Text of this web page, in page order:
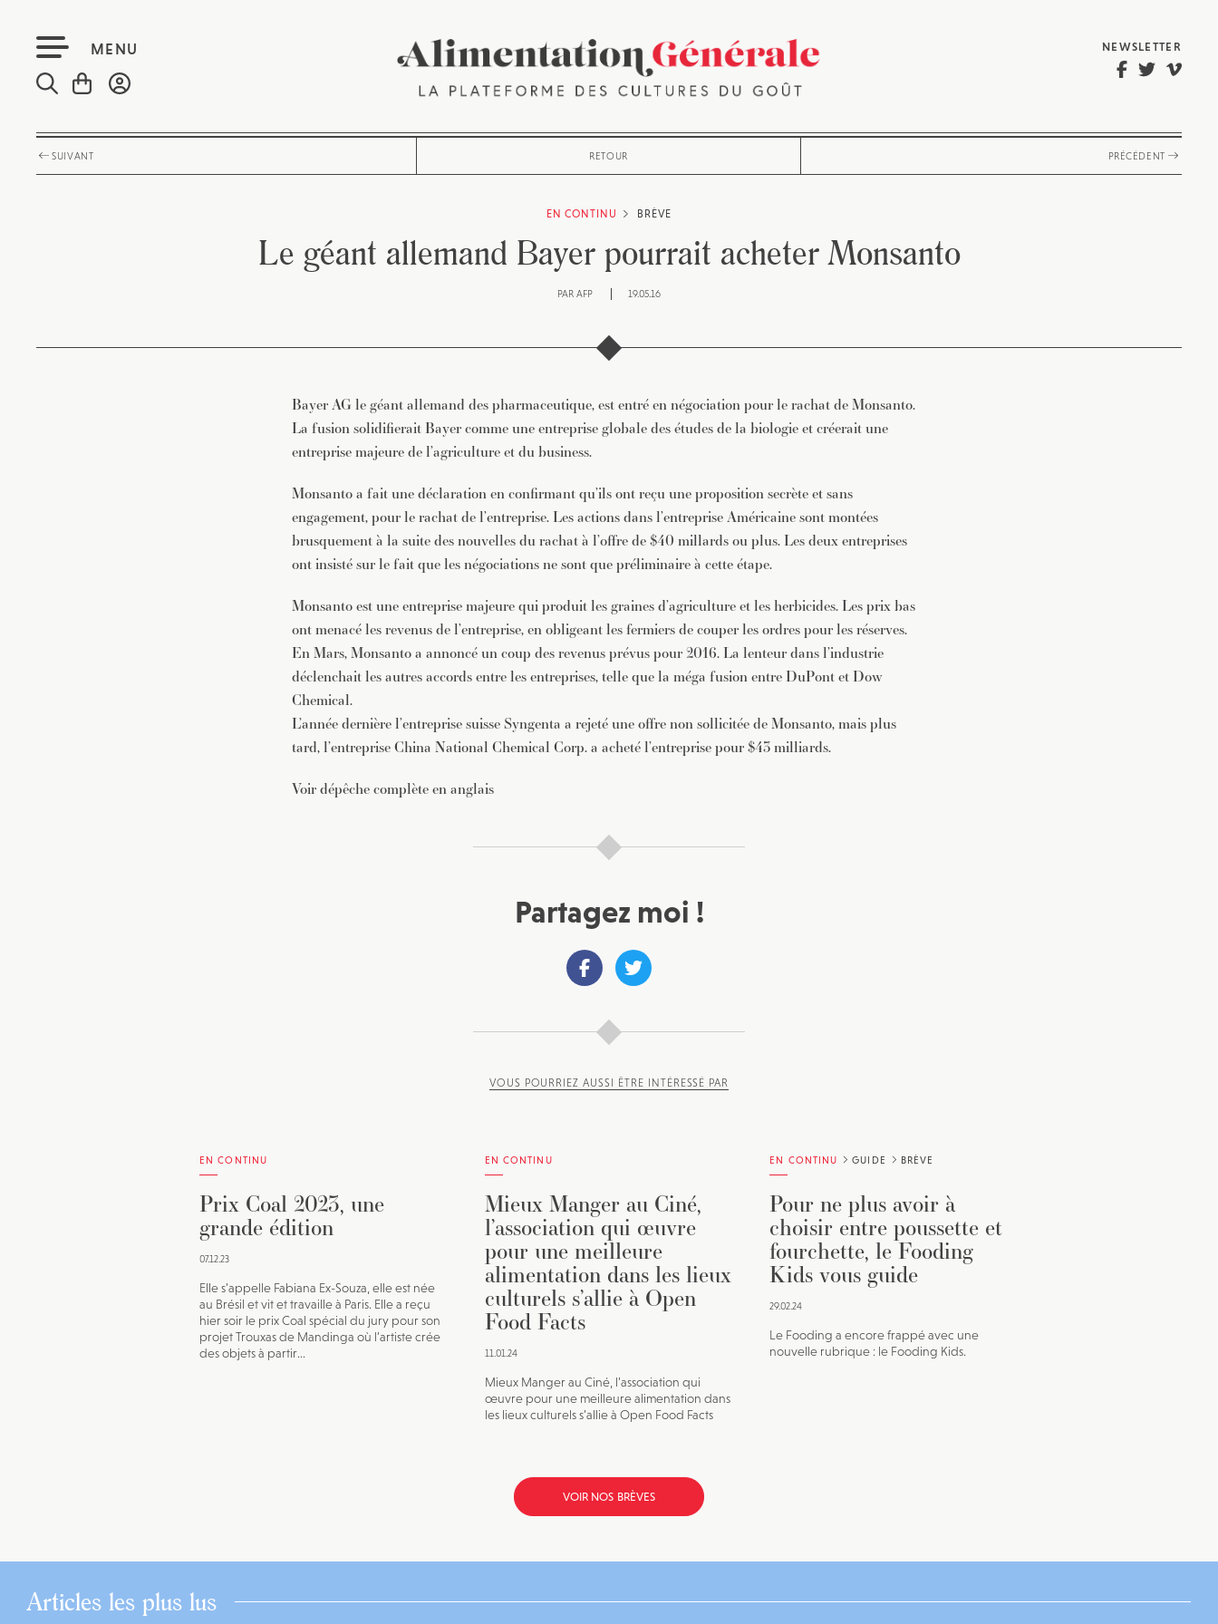
MENU NEWSLETTER
SUIVANT RETOUR PRÉCÉDENT
EN CONTINU BRÈVE
Le géant allemand Bayer pourrait acheter Monsanto
PAR AFP 19.05.16
Bayer AG le géant allemand des pharmaceutique, est entré en négociation pour le rachat de Monsanto.
La fusion solidifierait Bayer comme une entreprise globale des études de la biologie et créerait une
entreprise majeure de l’agriculture et du business.
Monsanto a fait une déclaration en confirmant qu’ils ont reçu une proposition secrète et sans
engagement, pour le rachat de l’entreprise. Les actions dans l’entreprise Américaine sont montées
brusquement à la suite des nouvelles du rachat à l’offre de $40 millards ou plus. Les deux entreprises
ont insisté sur le fait que les négociations ne sont que préliminaire à cette étape.
Monsanto est une entreprise majeure qui produit les graines d’agriculture et les herbicides. Les prix bas
ont menacé les revenus de l’entreprise, en obligeant les fermiers de couper les ordres pour les réserves.
En Mars, Monsanto a annoncé un coup des revenus prévus pour 2016. La lenteur dans l’industrie
déclenchait les autres accords entre les entreprises, telle que la méga fusion entre DuPont et Dow
Chemical.
L’année dernière l’entreprise suisse Syngenta a rejeté une offre non sollicitée de Monsanto, mais plus
tard, l’entreprise China National Chemical Corp. a acheté l’entreprise pour $43 milliards.
Voir dépêche complète en anglais
Partagez moi !
VOUS POURRIEZ AUSSI ÊTRE INTÉRESSÉ PAR
EN CONTINU
Prix Coal 2023, une
grande édition
07.12.23
Elle s’appelle Fabiana Ex-Souza, elle est née
au Brésil et vit et travaille à Paris. Elle a reçu
hier soir le prix Coal spécial du jury pour son
projet Trouxas de Mandinga où l’artiste crée
des objets à partir...
EN CONTINU
Mieux Manger au Ciné,
l’association qui œuvre
pour une meilleure
alimentation dans les lieux
culturels s’allie à Open
Food Facts
11.01.24
Mieux Manger au Ciné, l’association qui
œuvre pour une meilleure alimentation dans
les lieux culturels s’allie à Open Food Facts
EN CONTINU GUIDE BRÈVE
Pour ne plus avoir à
choisir entre poussette et
fourchette, le Fooding
Kids vous guide
29.02.24
Le Fooding a encore frappé avec une
nouvelle rubrique : le Fooding Kids.
VOIR NOS BRÈVES
Articles les plus lus